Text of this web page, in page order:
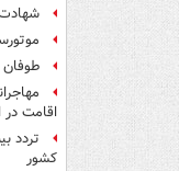
طوفان ۱۱۵ کیلومتری در سیستان
اقامت در
کشور